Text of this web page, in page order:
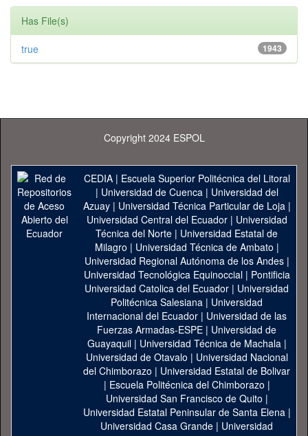
Has File(s)
1943
true
Copyright 2024 ESPOL
CEDIA| Escuela Superior Politécnica del Litoral
| Universidad de Cuenca| Universidad del
Azuay| Universidad Técnica Particular de Loja|
Universidad Central del Ecuador| Universidad
Técnica del Norte | Universidad Estatal de
Milagro | Universidad Técnica de Ambato |
Universidad Regional Autónoma de los Andes|
Universidad Tecnológica Equinoccial| Pontificia
Universidad Catolica del Ecuador | Universidad
Politécnica Salesiana | Universidad
Internacional del Ecuador | Universidad de las
Fuerzas Armadas-ESPE | Universidad de
Guayaquil| Universidad Técnica de Machala|
Universidad de Otavalo | Universidad Nacional
del Chimborazo | Universidad Estatal de Bolivar
| Escuela Politécnica del Chimborazo |
Universidad San Francisco de Quito |
Universidad Estatal Peninsular de Santa Elena|
Universidad Casa Grande | Universidad